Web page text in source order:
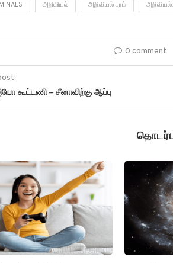
அறிவியல் அறிவியல் புரம்
0 comment
கூட்டணி – சீனாவிற்கு ஆப்பு